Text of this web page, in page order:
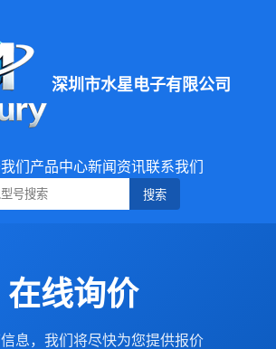
深圳市水星电子有限公司
们 产品中心新闻资讯联系我们
搜索
在线询价
息，我们将尽快为您提供报价